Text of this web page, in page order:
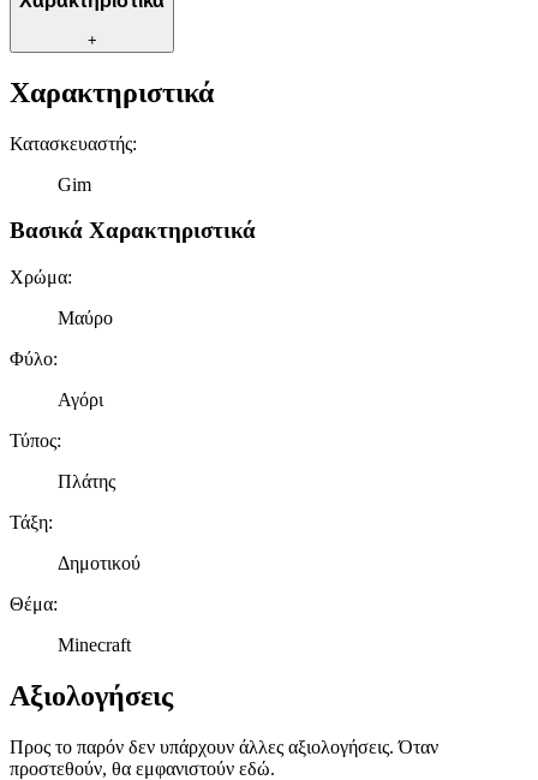
+
Χαρακτηριστικά
Κατασκευαστής:
Gim
Βασικά Χαρακτηριστικά
Χρώμα:
Μαύρο
Φύλο:
Αγόρι
Τύπος:
Πλάτης
Τάξη:
Δημοτικού
Θέμα:
Minecraft
Αξιολογήσεις
Προς το παρόν δεν υπάρχουν άλλες αξιολογήσεις. Όταν
προστεθούν, θα εμφανιστούν εδώ.